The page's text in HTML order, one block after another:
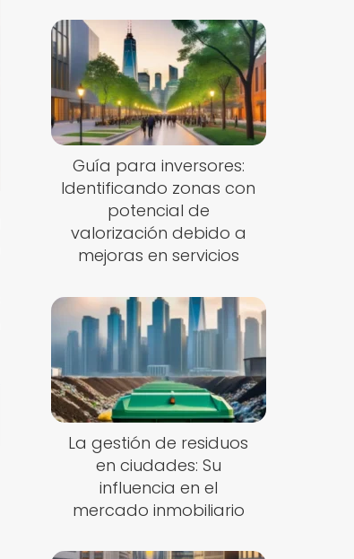
Guía para inversores:
Identificando zonas con
potencial de
valorización debido a
mejoras en servicios
La gestión de residuos
en ciudades: Su
influencia en el
mercado inmobiliario